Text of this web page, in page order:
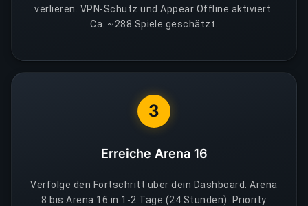
verlieren. VPN-Schutz und Appear Offline aktiviert.
Ca. ~288 Spiele geschätzt.
3
Erreiche Arena 16
Verfolge den Fortschritt über dein Dashboard. Arena
8 bis Arena 16 in 1-2 Tage (24 Stunden). Priority